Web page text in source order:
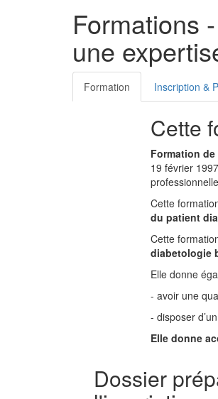
Formations -
une
Formation Inscription &
Cette
Formation
19 février
Cette
du patient
Cette
diabetologie
Elle donne
- avoir une
- disposer
Elle donne
Dossier